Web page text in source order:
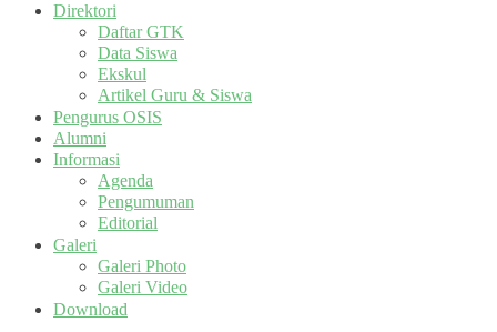
Direktori
Daftar GTK
Data Siswa
Ekskul
Artikel Guru & Siswa
Pengurus OSIS
Alumni
Informasi
Agenda
Pengumuman
Editorial
Galeri
Galeri Photo
Galeri Video
Download